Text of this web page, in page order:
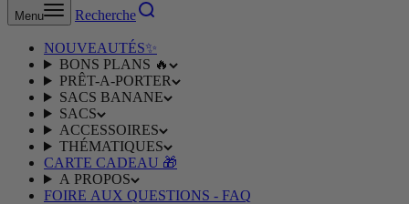
Menu Recherche
NOUVEAUTÉS✨
BONS PLANS 🔥
PRÊT-A-PORTER
SACS BANANE
SACS
ACCESSOIRES
THÉMATIQUES
CARTE CADEAU 🎁
A PROPOS
FOIRE AUX QUESTIONS - FAQ